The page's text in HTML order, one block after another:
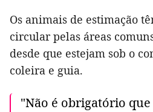
Os animais de estimação
circular pelas áreas
desde que estejam sob o
coleira e guia.
"Não é obrigatório